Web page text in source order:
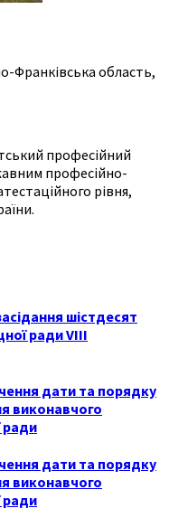
Франківська область,
професійний
професійно-
рівня,
шістдесят
ради VIII
дати та порядку
виконавчого
ради
дати та порядку
виконавчого
ради